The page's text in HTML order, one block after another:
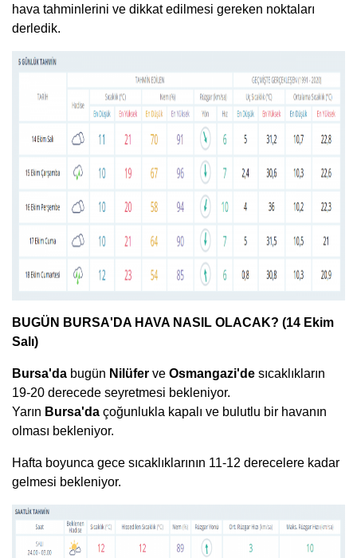
hava tahminlerini ve dikkat edilmesi gereken noktaları
derledik.
BUGÜN BURSA'DA HAVA NASIL OLACAK? (14 Ekim
Salı)
Bursa'da bugün Nilüfer ve Osmangazi'de sıcaklıkların
19-20 derecede seyretmesi bekleniyor.
Yarın Bursa'da çoğunlukla kapalı ve bulutlu bir havanın
olması bekleniyor.
Hafta boyunca gece sıcaklıklarının 11-12 derecelere kadar
gelmesi bekleniyor.